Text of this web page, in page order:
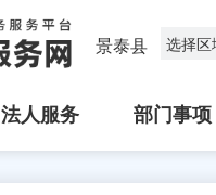
景泰县 选择区
法人服务 部门事项